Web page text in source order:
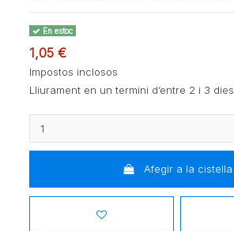
En estoc
1,05 €
Impostos inclosos
Lliurament en un termini d’entre 2 i 3 dies
Afegir a la cistella